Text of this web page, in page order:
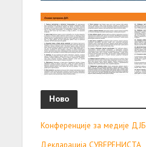
Ново
Конференције за медије ДЈБ